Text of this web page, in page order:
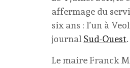
affermage du
six ans : l’un à
journal Sud-Ouest.
Le maire Franck